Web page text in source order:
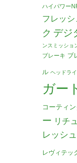
ハイパワー
フレッシ
ク デジ
ンスミッショ
ブレーキ ブ
ル ヘッドラ
ガー
コーティ
ー リチ
レッシュ
レヴィテッ